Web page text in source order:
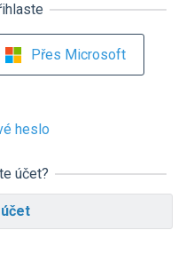
Přes Microsoft
heslo
účet?